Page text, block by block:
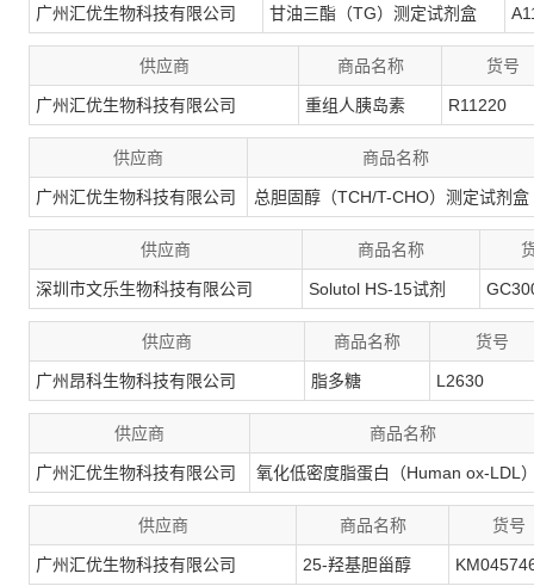
广州汇优生物科技有限公司 甘油三酯（TG）测定试剂盒
供应商 商品名称 货号
广州汇优生物科技有限公司 重组人胰岛素 R11220
供应商 商品名称
广州汇优生物科技有限公司 总胆固醇（TCH/T-CHO）测定试剂盒
供应商 商品名称
深圳市文乐生物科技有限公司 Solutol HS-15试剂
供应商 商品名称 货号
广州昂科生物科技有限公司 脂多糖 L2630
供应商 商品名称
广州汇优生物科技有限公司 氧化低密度脂蛋白（Human ox-LDL
供应商 商品名称 货号
广州汇优生物科技有限公司 25-羟基胆甾醇